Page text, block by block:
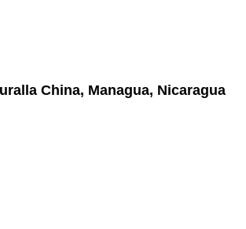
China, Managua, Nicaragua